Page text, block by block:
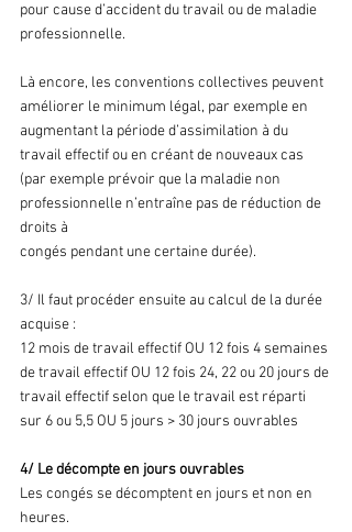
pour cause d’accident du travail ou de maladie
professionnelle.
Là encore, les conventions collectives peuvent
améliorer le minimum légal, par exemple en
augmentant la période d’assimilation à du
travail effectif ou en créant de nouveaux cas
(par exemple prévoir que la maladie non
professionnelle n’entraîne pas de réduction de
droits à
congés pendant une certaine durée).
3/ Il faut procéder ensuite au calcul de la durée
acquise :
12 mois de travail effectif OU 12 fois 4 semaines
de travail effectif OU 12 fois 24, 22 ou 20 jours de
travail effectif selon que le travail est réparti
sur 6 ou 5,5 OU 5 jours > 30 jours ouvrables
4/ Le décompte en jours ouvrables
Les congés se décomptent en jours et non en
heures.